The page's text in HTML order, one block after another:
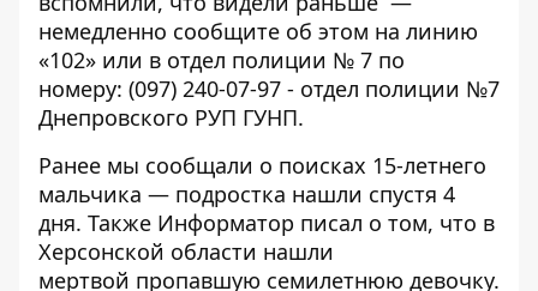
немедленно сообщите об этом на линию
«102» или в отдел полиции № 7 по
номеру: (097) 240-07-97 - отдел полиции №7
Днепровского РУП ГУНП.
Ранее мы сообщали о поисках 15-летнего
мальчика — подростка нашли спустя 4
дня. Также Информатор писал о том, что в
Херсонской области нашли
мертвой пропавшую семилетнюю девочку.